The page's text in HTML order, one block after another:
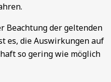
Beachtung der geltenden
es, die Auswirkungen auf
so gering wie möglich